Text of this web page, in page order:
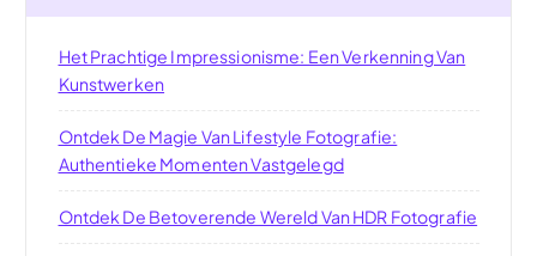
Het Prachtige Impressionisme: Een Verkenning Van
Kunstwerken
Ontdek De Magie Van Lifestyle Fotografie:
Authentieke Momenten Vastgelegd
Ontdek De Betoverende Wereld Van HDR Fotografie